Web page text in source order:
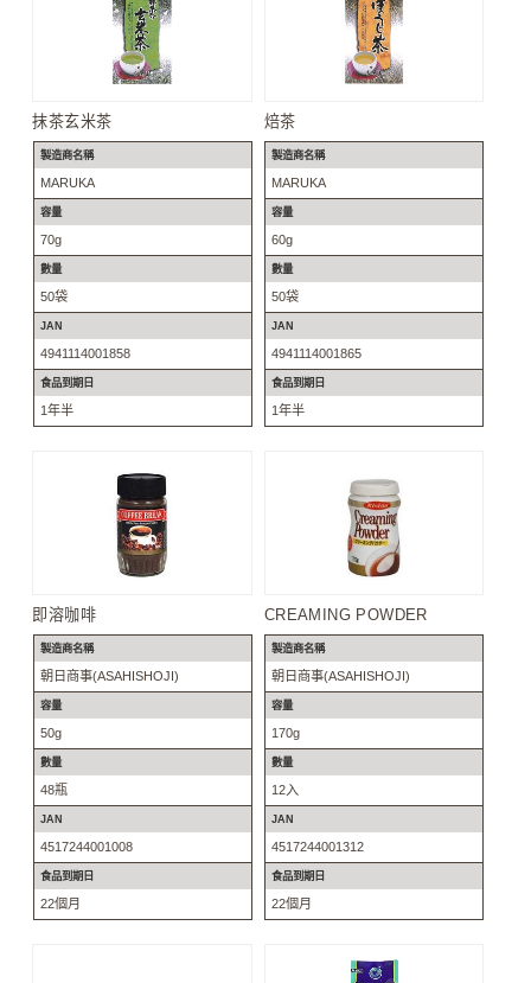
抹茶玄米茶
製造商名稱
MARUKA
容量
70g
數量
50袋
JAN
4941114001858
食品到期日
1年半
焙茶
製造商名稱
MARUKA
容量
60g
數量
50袋
JAN
4941114001865
食品到期日
1年半
即溶咖啡
製造商名稱
朝日商事(ASAHISHOJI)
容量
50g
數量
48瓶
JAN
4517244001008
食品到期日
22個月
CREAMING POWDER
製造商名稱
朝日商事(ASAHISHOJI)
容量
170g
數量
12入
JAN
4517244001312
食品到期日
22個月